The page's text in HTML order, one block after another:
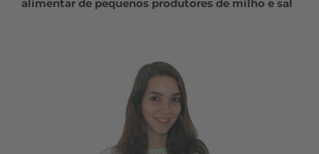
alimentar de pequenos produtores de milho e sal